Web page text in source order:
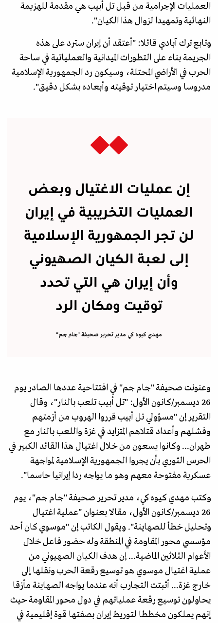
العمليات الإجرامية من قبل تل أبيب هي مقدمة للهزيمة
النهائية وتمهيدا لزوال هذا الكيان".
وتابع ترك آبادي قائلا: "أعتقد أن إيران سترد على هذه
الجريمة بناء على التطورات الميدانية والعملياتية في ساحة
الحرب في الأراضي المحتلة، وسيكون رد الجمهورية الإسلامية
مدروسا وسيتم اختيار توقيته وأبعاده بشكل دقيق".
إن عمليات الاغتيال وبعض
العمليات التخريبية في إيران
لن تجر الجمهورية الإسلامية
إلى لعبة الكيان الصهيوني
وأن إيران هي التي تحدد
توقيت ومكان الرد
مهدي كيوه كي مدير تحرير صحيفة "جام جم"
وعنونت صحيفة "جام جم" في افتتاحية عددها الصادر يوم
26 ديسمبر/كانون الأول: "تل أبيب تلعب بالنار"، وقال
التقرير إن "مسؤولي تل أبيب قرروا الهروب من أزمتهم
وفشلهم وأعداد قتلاهم المتزايد في غزة واللعب بالنار مع
طهران... وكانوا يسعون من خلال اغتيال هذا القائد الكبير في
الحرس الثوري بأن يجروا الجمهورية الإسلامية لمواجهة
عسكرية مفتوحة معهم وهو ما يواجه ردا إيرانيا حاسما".
وكتب مهدي كيوه كي، مدير تحرير صحيفة "جام جم"، يوم
26 ديسمبر/كانون الأول، مقالا بعنوان "عملية اغتيال
وتحليل خطأ للصهاينة". ويقول الكاتب إن "موسوي كان أحد
مؤسسي محور المقاومة في المنطقة وله حضور فاعل خلال
الأعوام الثلاثين الماضية... إن هدف الكيان الصهيوني من
عملية اغتيال موسوي هو توسيع رقعة الحرب ونقلها إلى
خارج غزة... أثبتت التجارب أنه عندما يواجه الصهاينة مأزقا
يحاولون توسيع رقعة عملياتهم في دول محور المقاومة حيث
إنهم يملكون مخططا لتوريط إيران بصفتها قوة إقليمية في